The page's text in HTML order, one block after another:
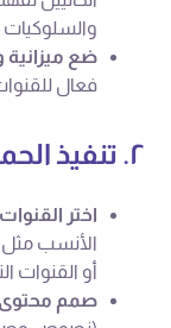
ضع ميزانية
فعال
٢. تنفيذ الحملة
اختر
الأنسب مثل
أو القنوات
صمم محتوى